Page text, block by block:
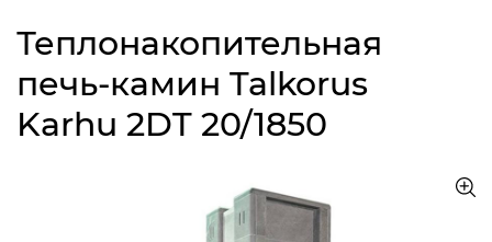
Теплонакопительная
печь-камин Talkorus
Karhu 2DT 20/1850